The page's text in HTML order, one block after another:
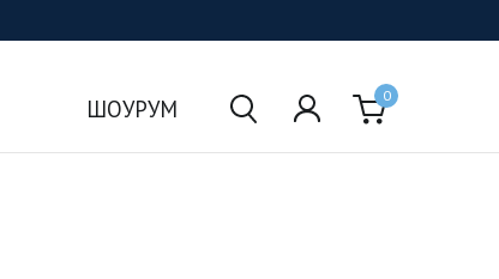
ШОУРУМ 0